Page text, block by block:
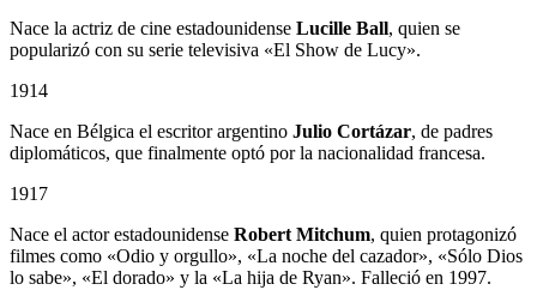
Nace la actriz de cine estadounidense Lucille Ball, quien se
popularizó con su serie televisiva «El Show de Lucy».
1914
Nace en Bélgica el escritor argentino Julio Cortázar, de padres
diplomáticos, que finalmente optó por la nacionalidad francesa.
1917
Nace el actor estadounidense Robert Mitchum, quien protagonizó
filmes como «Odio y orgullo», «La noche del cazador», «Sólo Dios
lo sabe», «El dorado» y la «La hija de Ryan». Falleció en 1997.